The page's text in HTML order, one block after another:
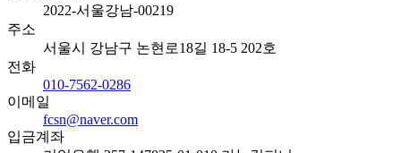
2022-서울강남-00219
주소
서울시 강남구 논현로18길 18-5 202호
전화
010-7562-0286
이메일
fcsn@naver.com
입금계좌